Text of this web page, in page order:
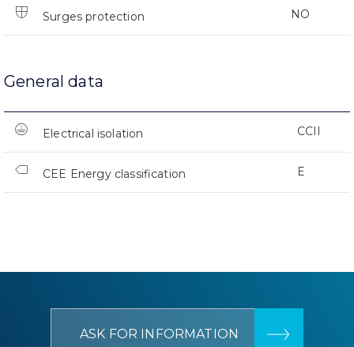
Surges protection NO
General data
Electrical isolation CCII
CEE Energy classification E
ASK FOR INFORMATION